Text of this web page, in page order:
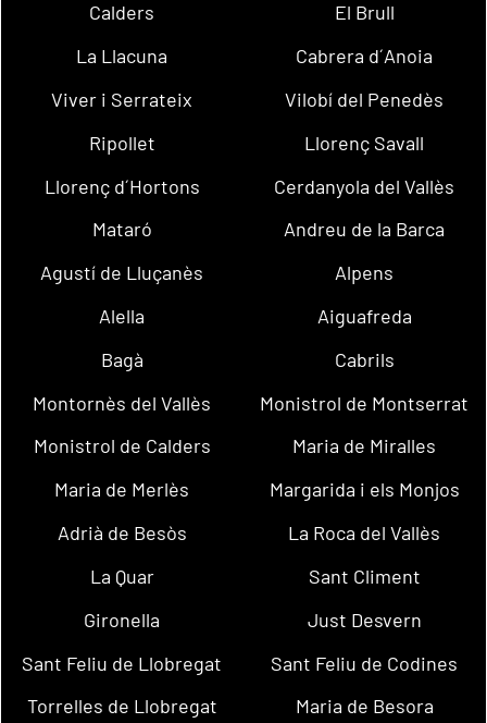
Calders
El Brull
La Llacuna
Cabrera d´Anoia
Viver i Serrateix
Vilobí del Penedès
Ripollet
Llorenç Savall
Llorenç d´Hortons
Cerdanyola del Vallès
Mataró
Andreu de la Barca
Agustí de Lluçanès
Alpens
Alella
Aiguafreda
Bagà
Cabrils
Montornès del Vallès
Monistrol de Montserrat
Monistrol de Calders
Maria de Miralles
Maria de Merlès
Margarida i els Monjos
Adrià de Besòs
La Roca del Vallès
La Quar
Sant Climent
Gironella
Just Desvern
Sant Feliu de Llobregat
Sant Feliu de Codines
Torrelles de Llobregat
Maria de Besora